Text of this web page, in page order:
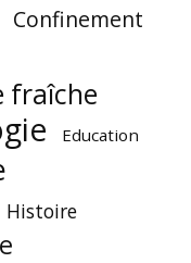
Confinement
fraîche
Education
Histoire